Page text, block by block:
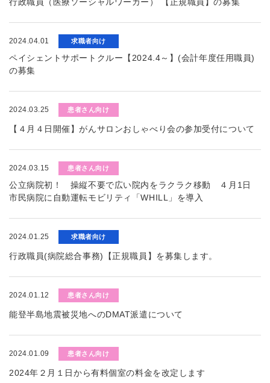
2024.04.01 求職者向け
ペイシェントサポートクルー【2024.4～】(会計年度任用職員)
の募集
2024.03.25 患者さん向け
【４月４日開催】がんサロンおしゃべり会の参加受付について
2024.03.15 患者さん向け
公立病院初！ 操縦不要で広い院内をラクラク移動 ４月1日
市民病院に自動運転モビリティ「WHILL」を導入
2024.01.25 求職者向け
行政職員(病院総合事務)【正規職員】を募集します。
2024.01.12 患者さん向け
能登半島地震被災地へのDMAT派遣について
2024.01.09 患者さん向け
2024年２月１日から有料個室の料金を改定します